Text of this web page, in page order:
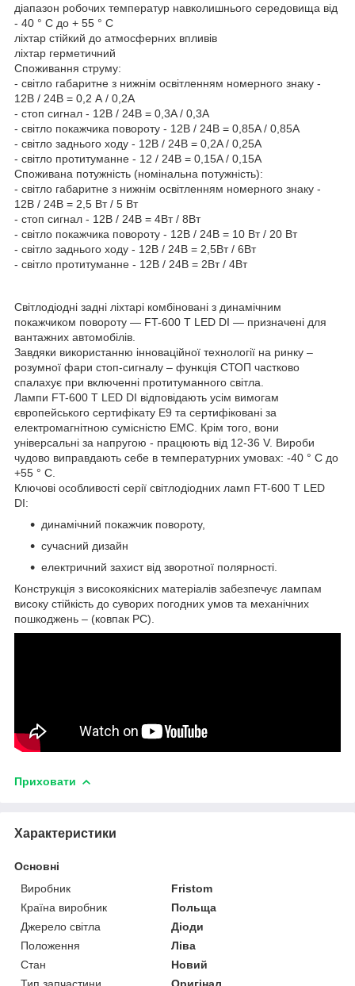
діапазон робочих температур навколишнього середовища від
- 40 ° C до + 55 ° C
ліхтар стійкий до атмосферних впливів
ліхтар герметичний
Споживання струму:
- світло габаритне з нижнім освітленням номерного знаку -
12В / 24В = 0,2 А / 0,2A
- стоп сигнал - 12В / 24В = 0,3A / 0,3A
- світло покажчика повороту - 12В / 24В = 0,85A / 0,85A
- світло заднього ходу - 12В / 24В = 0,2A / 0,25A
- світло протитуманне - 12 / 24В = 0,15A / 0,15A
Споживана потужність (номінальна потужність):
- світло габаритне з нижнім освітленням номерного знаку -
12В / 24В = 2,5 Вт / 5 Вт
- стоп сигнал - 12В / 24В = 4Вт / 8Вт
- світло покажчика повороту - 12В / 24В = 10 Вт / 20 Вт
- світло заднього ходу - 12В / 24B = 2,5Вт / 6Вт
- світло протитуманне - 12В / 24B = 2Вт / 4Вт
Світлодіодні задні ліхтарі комбіновані з динамічним
покажчиком повороту — FT-600 T LED DI — призначені для
вантажних автомобілів.
Завдяки використанню інноваційної технології на ринку –
розумної фари стоп-сигналу – функція СТОП частково
спалахує при включенні протитуманного світла.
Лампи FT-600 T LED DI відповідають усім вимогам
європейського сертифікату E9 та сертифіковані за
електромагнітною сумісністю EMC. Крім того, вони
універсальні за напругою - працюють від 12-36 V. Вироби
чудово виправдають себе в температурних умовах: -40 ° C до
+55 ° C.
Ключові особливості серії світлодіодних ламп FT-600 T LED
DI:
динамічний покажчик повороту,
сучасний дизайн
електричний захист від зворотної полярності.
Конструкція з високоякісних матеріалів забезпечує лампам
високу стійкість до суворих погодних умов та механічних
пошкоджень – (ковпак PC).
Приховати
Характеристики
Основні
Виробник
Fristom
Країна виробник
Польща
Джерело світла
Діоди
Положення
Ліва
Стан
Новий
Тип запчастини
Оригінал